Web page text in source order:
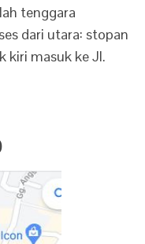
tenggara
dari utara: stopan
kiri masuk ke Jl.